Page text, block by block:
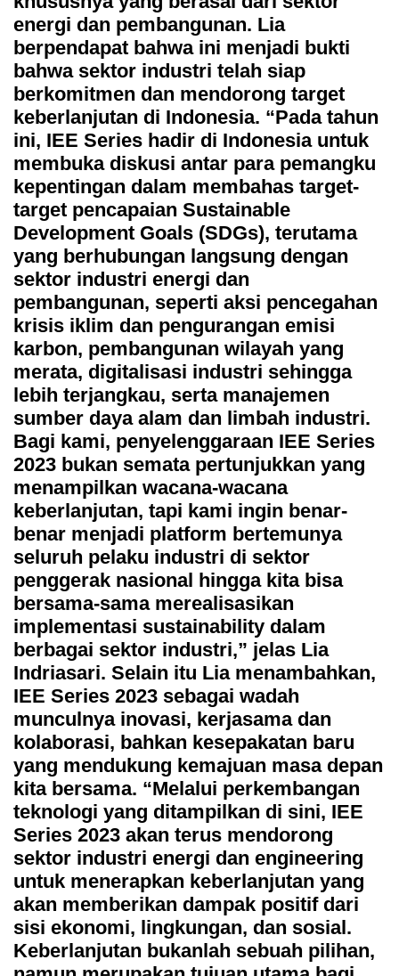
energi dan pembangunan. Lia
berpendapat bahwa ini menjadi bukti
bahwa sektor industri telah siap
berkomitmen dan mendorong target
keberlanjutan di Indonesia. “Pada tahun
ini, IEE Series hadir di Indonesia untuk
membuka diskusi antar para pemangku
kepentingan dalam membahas target-
target pencapaian Sustainable
Development Goals (SDGs), terutama
yang berhubungan langsung dengan
sektor industri energi dan
pembangunan, seperti aksi pencegahan
krisis iklim dan pengurangan emisi
karbon, pembangunan wilayah yang
merata, digitalisasi industri sehingga
lebih terjangkau, serta manajemen
sumber daya alam dan limbah industri.
Bagi kami, penyelenggaraan IEE Series
2023 bukan semata pertunjukkan yang
menampilkan wacana-wacana
keberlanjutan, tapi kami ingin benar-
benar menjadi platform bertemunya
seluruh pelaku industri di sektor
penggerak nasional hingga kita bisa
bersama-sama merealisasikan
implementasi sustainability dalam
berbagai sektor industri,” jelas Lia
Indriasari. Selain itu Lia menambahkan,
IEE Series 2023 sebagai wadah
munculnya inovasi, kerjasama dan
kolaborasi, bahkan kesepakatan baru
yang mendukung kemajuan masa depan
kita bersama. “Melalui perkembangan
teknologi yang ditampilkan di sini, IEE
Series 2023 akan terus mendorong
sektor industri energi dan engineering
untuk menerapkan keberlanjutan yang
akan memberikan dampak positif dari
sisi ekonomi, lingkungan, dan sosial.
Keberlanjutan bukanlah sebuah pilihan,